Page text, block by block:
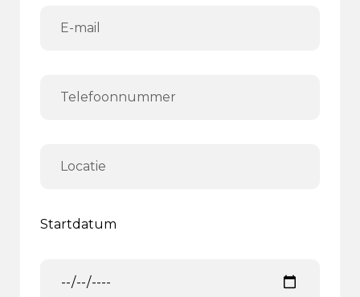
Startdatum